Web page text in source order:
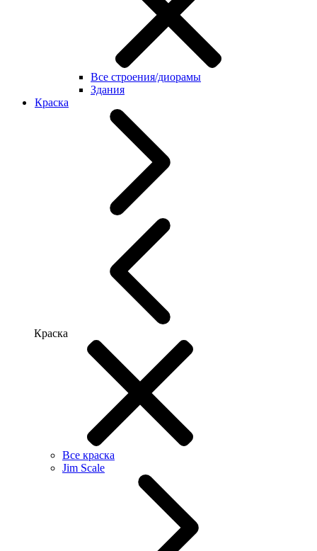
Все строения/диорамы
Здания
Краска
Краска
Все краска
Jim Scale